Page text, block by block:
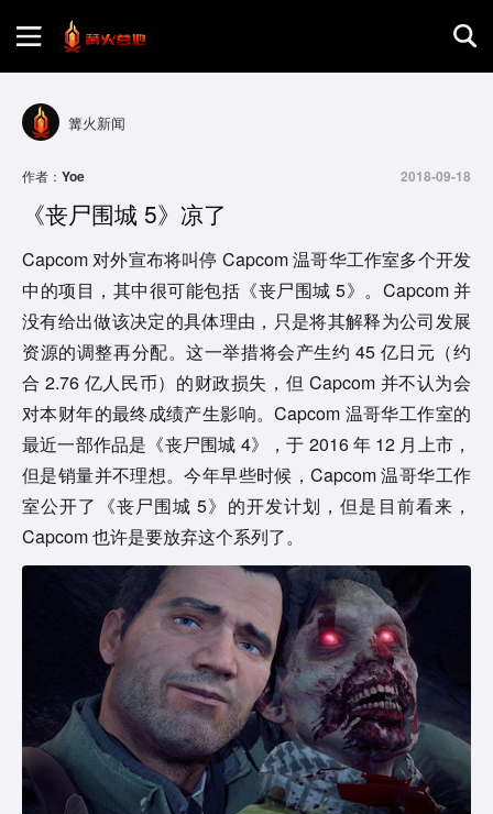
地图攻略
篝火新闻
作者： Yoe 2018-09-18
《丧尸围城 5》凉了
Capcom 对外宣布将叫停 Capcom 温哥华工作室多个开发
中的项目，其中很可能包括《丧尸围城 5》。Capcom 并
没有给出做该决定的具体理由，只是将其解释为公司发展
资源的调整再分配。这一举措将会产生约 45 亿日元（约
合 2.76 亿人民币）的财政损失，但 Capcom 并不认为会
对本财年的最终成绩产生影响。Capcom 温哥华工作室的
最近一部作品是《丧尸围城 4》，于 2016 年 12 月上市，
但是销量并不理想。今年早些时候，Capcom 温哥华工作
室公开了《丧尸围城 5》的开发计划，但是目前看来，
Capcom 也许是要放弃这个系列了。